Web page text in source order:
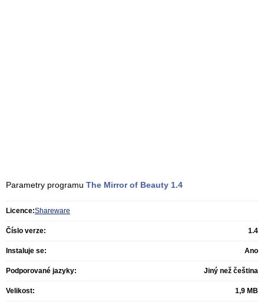
Parametry programu The Mirror of Beauty 1.4
Licence:Shareware
Číslo verze: 1.4
Instaluje se: Ano
Podporované jazyky: Jiný než čeština
Velikost: 1,9 MB